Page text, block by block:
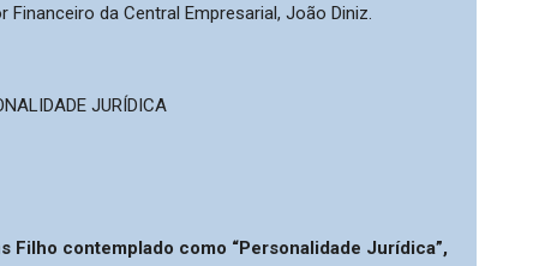
da Central Empresarial, João Diniz.
JURÍDICA
Filho contemplado como “Personalidade Jurídica”,